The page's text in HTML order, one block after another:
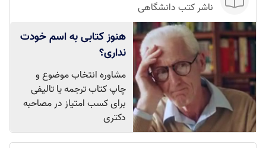
ناشر کتب دانشگاهی
هنوز کتابی به اسم خودت
نداری؟
مشاوره انتخاب موضوع و
چاپ کتاب ترجمه یا تالیفی
برای کسب امتیاز در مصاحبه
دکتری